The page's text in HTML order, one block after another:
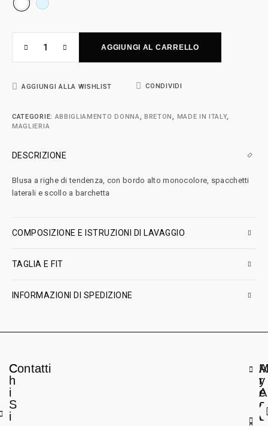
AGGIUNGI AL CARRELLO
AGGIUNGI ALLA WISHLIST CONDIVIDI
CATEGORIE: ABBIGLIAMENTO DONNA, BRETON, MADE IN ITALY,
MAGLIERIA
DESCRIZIONE
Blusa a righe di tendenza, con bordo alto monocolore, spacchetti
laterali e scollo a barchetta
COMPOSIZIONE E ISTRUZIONI DI LAVAGGIO
TAGLIA E FIT
INFORMAZIONI DI SPEDIZIONE
C
h
i
S
i
Contatti
A
r
e
a
L
y
A
c
c